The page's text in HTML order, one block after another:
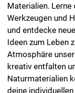
Materialien.
Werkzeugen und
und entdecke
Ideen zum Leben
Atmosphäre
kreativ entfalten
Naturmaterialien
deine